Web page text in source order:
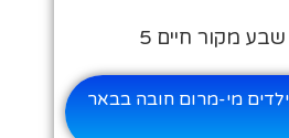
מקור חיים 5
מי-מרום חובה בבאר